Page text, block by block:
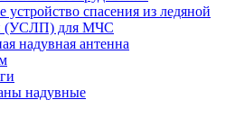
устройство спасения из ледяной
(УСЛП) для МЧС
надувная антенна
надувные